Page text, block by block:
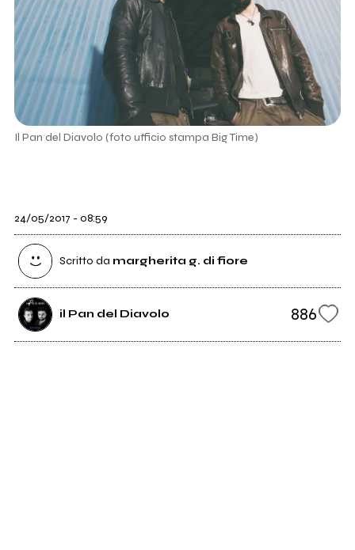
Il Pan del Diavolo (foto ufficio stampa Big Time)
24/05/2017 - 08:59
Scritto da margherita g. di fiore
il Pan del Diavolo 886